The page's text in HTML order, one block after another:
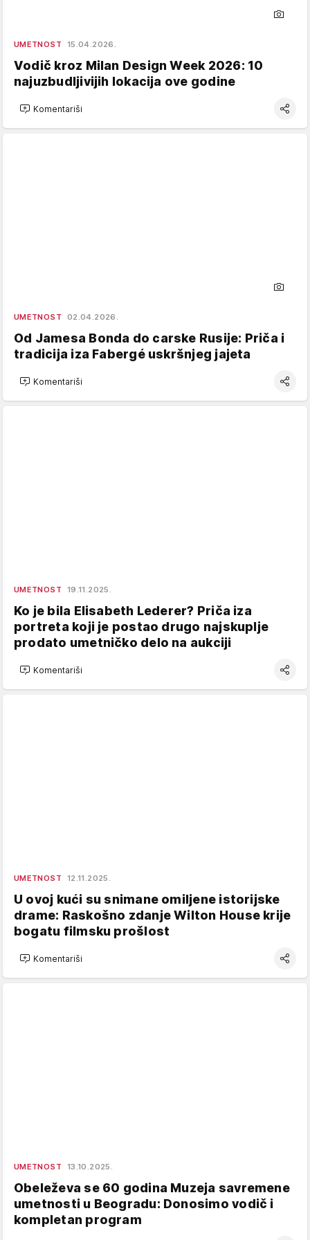
UMETNOST 15.04.2026.
Vodič kroz Milan Design Week 2026: 10
najuzbudljivijih lokacija ove godine
Komentariši
UMETNOST 02.04.2026.
Od Jamesa Bonda do carske Rusije: Priča i
tradicija iza Fabergé uskršnjeg jajeta
Komentariši
UMETNOST 19.11.2025.
Ko je bila Elisabeth Lederer? Priča iza
portreta koji je postao drugo najskuplje
prodato umetničko delo na aukciji
Komentariši
UMETNOST 12.11.2025.
U ovoj kući su snimane omiljene istorijske
drame: Raskošno zdanje Wilton House krije
bogatu filmsku prošlost
Komentariši
UMETNOST 13.10.2025.
Obeleževa se 60 godina Muzeja savremene
umetnosti u Beogradu: Donosimo vodič i
kompletan program